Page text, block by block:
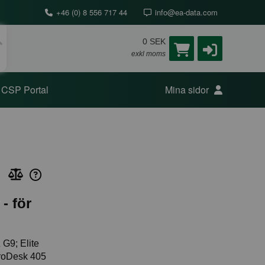
+46 (0) 8 556 717 44 info@ea-data.com
0 SEK
exkl moms
CSP Portal Mina sidor
- för
G9; Elite
405